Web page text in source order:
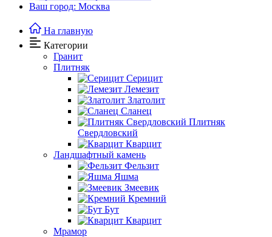
Ваш город: Москва
На главную
Категории
Гранит
Плитняк
Серицит
Лемезит
Златолит
Сланец
Плитняк
Свердловский
Кварцит
Ландшафтный камень
Фельзит
Яшма
Змеевик
Кремний
Бут
Кварцит
Мрамор